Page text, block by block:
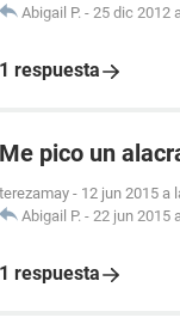
Abigail P. - 25 dic 2012
1 respuesta
Me pico un
terezamay - 12 jun 2015 a
Abigail P. - 22 jun 2015
1 respuesta